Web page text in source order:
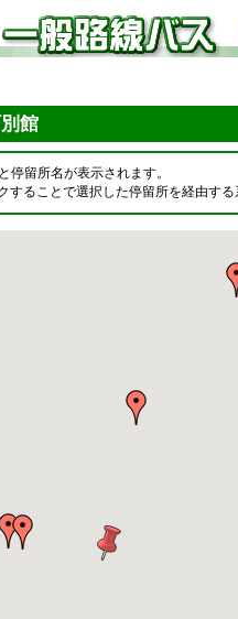
館
停留所名が表示されます。
することで選択した停留所を経由す